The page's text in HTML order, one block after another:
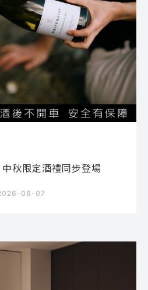
秋限定酒禮同步登場
08-07